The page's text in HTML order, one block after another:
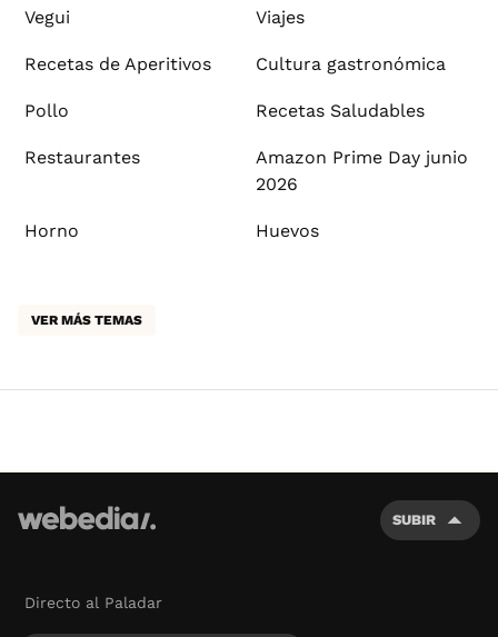
Vegui Viajes
Recetas de Aperitivos Cultura gastronómica
Pollo Recetas Saludables
Restaurantes
Amazon Prime Day junio
2026
Horno Huevos
VER MÁS TEMAS
SUBIR
Directo al Paladar